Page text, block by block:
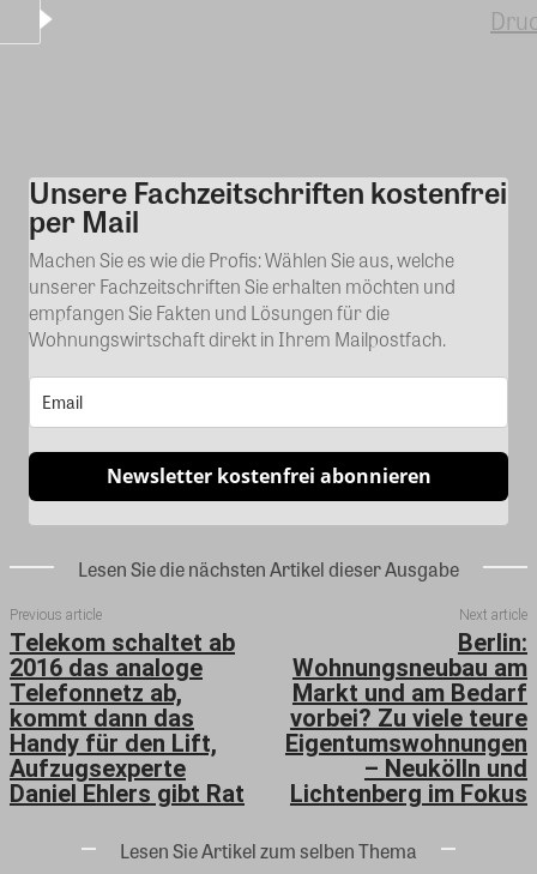
Kommentar
Unsere Fachzeitschriften kostenfrei
per Mail
Machen Sie es wie die Profis: Wählen Sie aus, welche
unserer Fachzeitschriften Sie erhalten möchten und
empfangen Sie Fakten und Lösungen für die
Wohnungswirtschaft direkt in Ihrem Mailpostfach.
Newsletter kostenfrei abonnieren
Lesen Sie die nächsten Artikel dieser Ausgabe
Previous article
Telekom schaltet ab
2016 das analoge
Telefonnetz ab,
kommt dann das
Handy für den Lift,
Aufzugsexperte
Daniel Ehlers gibt Rat
Next article
Berlin:
Wohnungsneubau am
Markt und am Bedarf
vorbei? Zu viele teure
Eigentumswohnungen
– Neukölln und
Lichtenberg im Fokus
Lesen Sie Artikel zum selben Thema